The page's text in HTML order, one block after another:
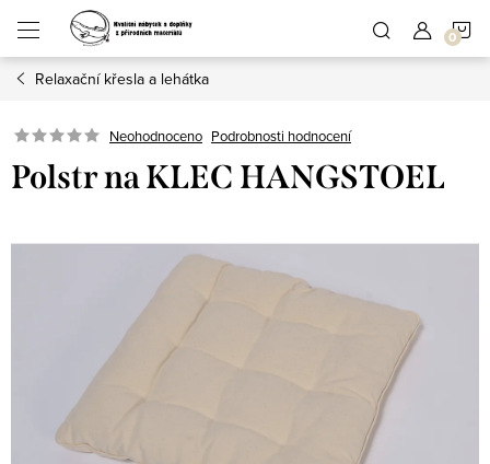
obsah
Relaxační křesla a lehátka
Neohodnoceno Podrobnosti hodnocení
Polstr na KLEC HANGSTOEL